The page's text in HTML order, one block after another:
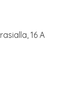
16 A